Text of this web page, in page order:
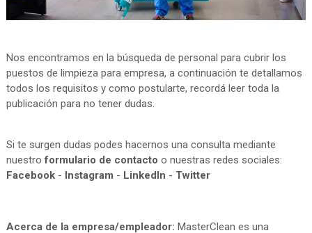
Nos encontramos en la búsqueda de personal para cubrir los
puestos de limpieza para empresa, a continuación te detallamos
todos los requisitos y como postularte, recordá leer toda la
publicación para no tener dudas.
Si te surgen dudas podes hacernos una consulta mediante
nuestroformulario de contacto o nuestras redes sociales:
Facebook- Instagram - LinkedIn - Twitter
Acerca de la empresa/empleador: MasterClean es una